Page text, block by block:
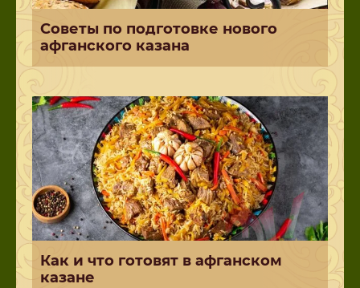
Советы по подготовке нового
афганского казана
Как и что готовят в афганском
казане